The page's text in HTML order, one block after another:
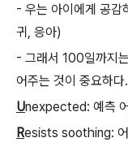
- 우는 아이에게 공감
귀, 응아)
- 그래서 100일까지
어주는 것이 중요하다.
Unexpected: 예측
Resists soothing: 어